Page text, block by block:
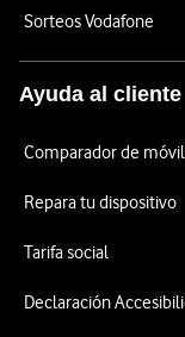
Sorteos Vodafone
Ayuda al cliente
Comparador de
Repara tu dispositivo
Tarifa social
Declaración